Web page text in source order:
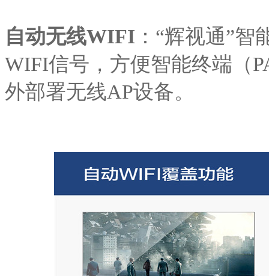
自动无线WIFI ： “辉视通”智
WIFI信号，方便智能终端（
外部署无线AP设备。